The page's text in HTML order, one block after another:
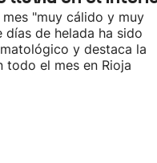
"muy cálido y muy
días de helada ha sido
y destaca la
todo el mes en Rioja